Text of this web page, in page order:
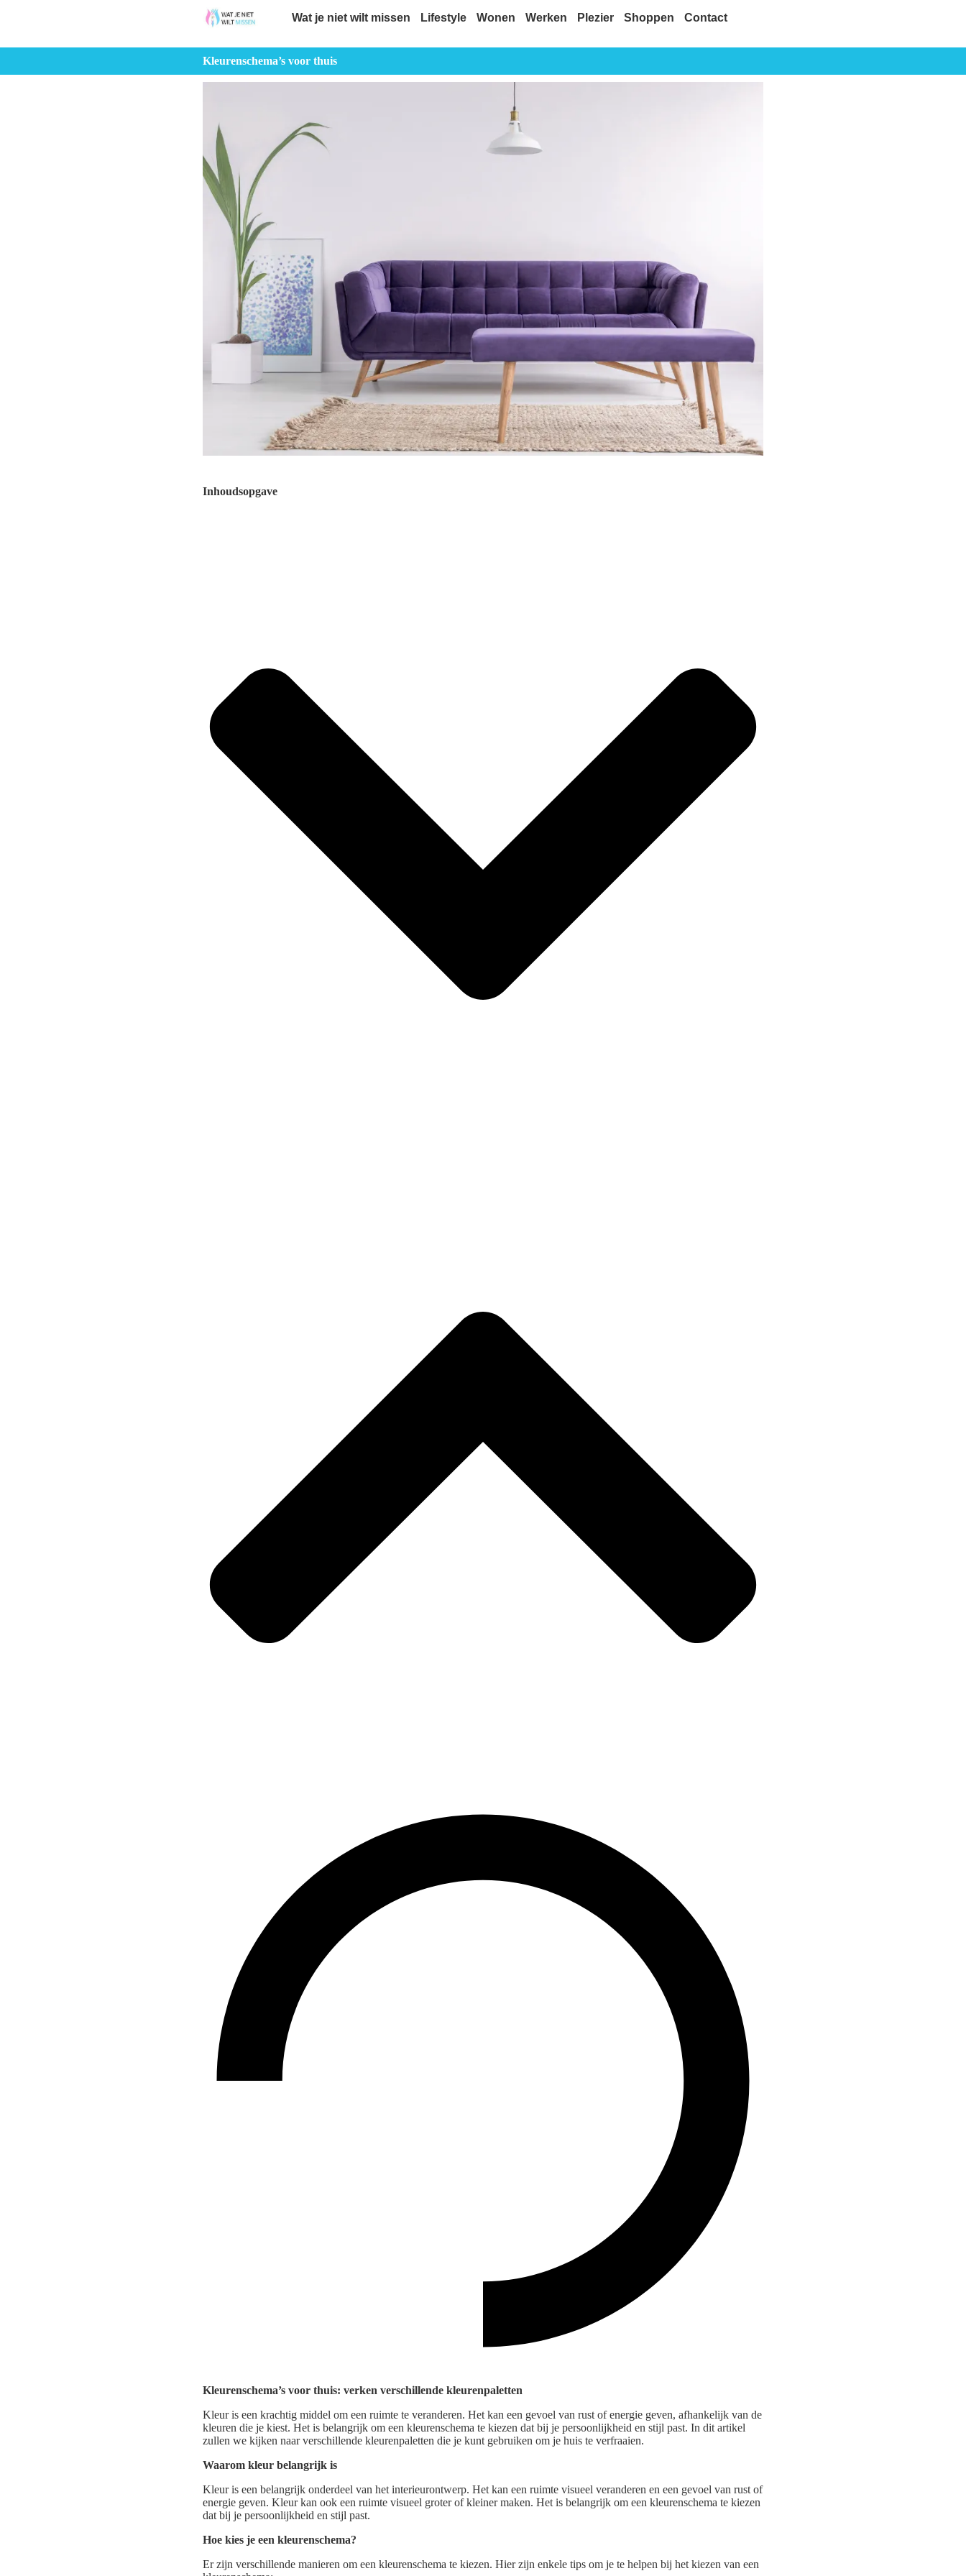
Wat je niet wilt missen Lifestyle Wonen Werken Plezier Shoppen Contact
Kleurenschema’s voor thuis
Inhoudsopgave
Kleurenschema’s voor thuis: verken verschillende kleurenpaletten
Kleur is een krachtig middel om een ruimte te veranderen. Het kan een gevoel van rust of energie geven, afhankelijk van de
kleuren die je kiest. Het is belangrijk om een kleurenschema te kiezen dat bij je persoonlijkheid en stijl past. In dit artikel
zullen we kijken naar verschillende kleurenpaletten die je kunt gebruiken om je huis te verfraaien.
Waarom kleur belangrijk is
Kleur is een belangrijk onderdeel van het interieurontwerp. Het kan een ruimte visueel veranderen en een gevoel van rust of
energie geven. Kleur kan ook een ruimte visueel groter of kleiner maken. Het is belangrijk om een kleurenschema te kiezen
dat bij je persoonlijkheid en stijl past.
Hoe kies je een kleurenschema?
Er zijn verschillende manieren om een kleurenschema te kiezen. Hier zijn enkele tips om je te helpen bij het kiezen van een